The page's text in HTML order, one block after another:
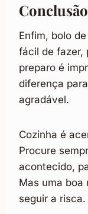
Conclusão
Enfim, bolo
fácil de fazer,
preparo é
diferença
agradável.
Cozinha é
Procure
acontecido,
Mas uma boa
seguir a risca.